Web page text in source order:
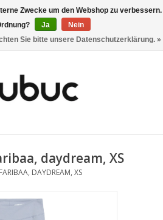
0 Artikel - CHF 0,00
daydream, XS
DAYDREAM, XS
Zwecke um den Webshop zu verbessern.
Ja
Nein
Sie bitte unsere Datenschutzerklärung. »